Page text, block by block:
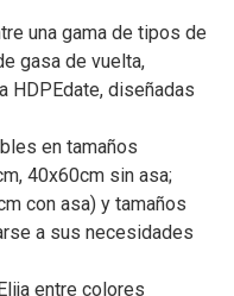
una gama de tipos de
gasa de vuelta,
HDPEdate, diseñadas
en tamaños
40x60cm sin asa;
con asa) y tamaños
a sus necesidades
Elija entre colores